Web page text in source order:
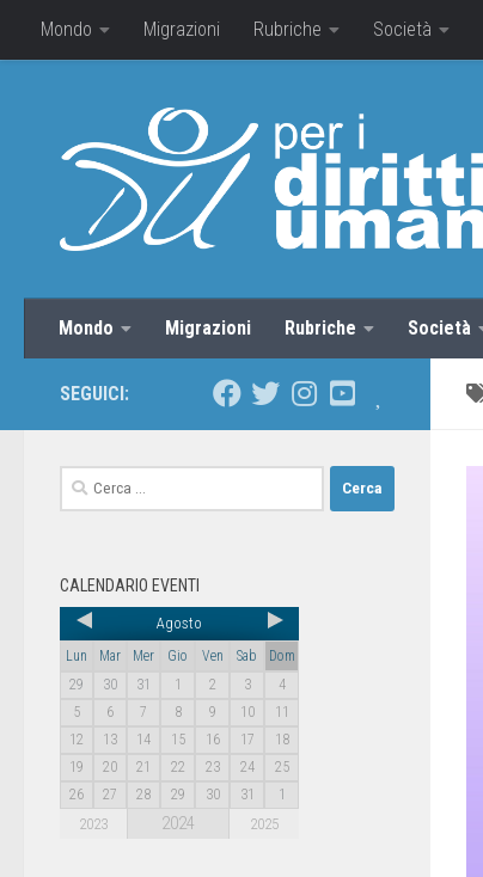
Mondo Migrazioni Rubriche Società
Mondo Migrazioni Rubriche Società
SEGUICI:
CALENDARIO EVENTI
Agosto
Lun Mar Mer Gio Ven Sab
Dom
29
30 31 1 2 3
4
5
6 7 8 9 10
11
12
13 14 15 16 17
18
19
20 21 22 23 24
25
26
27 28 29 30 31 1
2023 2024 2025